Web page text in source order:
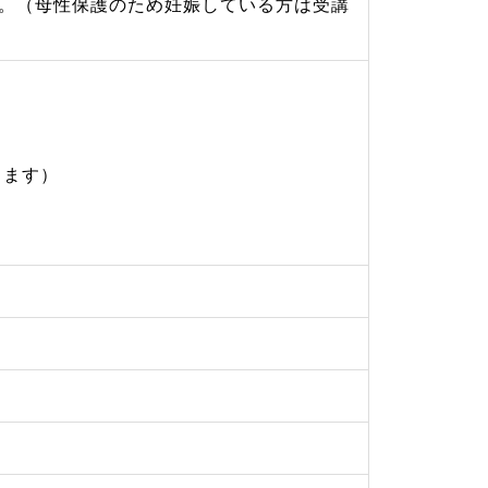
（母性保護のため妊娠している方は受講
す）